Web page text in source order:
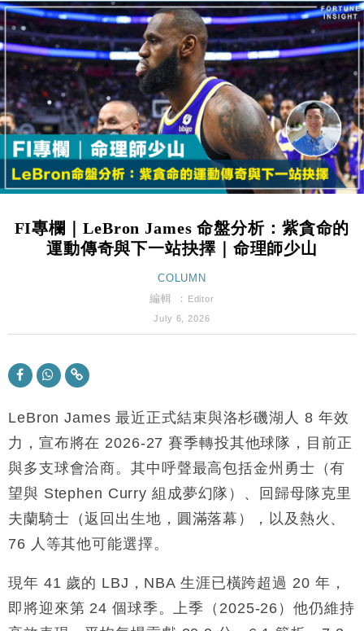
東京半島
13:12
國際｜特朗普赴洛杉磯高球場活動前 男子攜槍彈被捕
12:30
財經｜香港7月PMI回落至51 企業擴張放慢兼縮減人
手
11:40
財經｜黑石傳再籌逾360億美元 支援Anthropic租用
Google晶片
10:57
財經｜美商務部擬擴大金屬關稅範圍 14類產品或加徵
25%
18:15
本地｜新世界K11 9月升級會員制度 增鉑金卡級別鎖
17:40
財經｜本港6月零售額連升14個月 珠寶鐘錶銷售升勢
最強
財經｜滙控重啟最多10億美元回購 派息比率目標維持
財經｜SA售股自救後再出手 斥4億美元押注未上市公
司
11:30
市場落地
東京半島
13:12
國際｜特朗普赴洛杉磯高球場活動前 男子攜槍彈被捕
手
11:40
財經｜黑石傳再籌逾360億美元 支援Anthropic租用
Google晶片
25%
18:15
本地｜新世界K11 9月升級會員制度 增鉑金卡級別鎖
定高消費客群
FI專欄｜LeBron James 命盤分析：紫貪命的
運動傳奇與下一站抉擇｜命理師少山
COLUMN
編輯 ：
Editor
July 6, 2026
LeBron James 最近正式結束與洛杉磯湖人 8 年效
力，宣布將在 2026-27 賽季轉投其他球隊，目前正
與多支球會洽商。其中呼聲最高包括金州勇士（有
望與 Stephen Curry 組成夢幻隊）、回歸母隊克里
夫蘭騎士（返回出生地，圓滿落幕），以及熱火、
76 人等其他可能選擇。
現年 41 歲的 LBJ，NBA 生涯已橫跨超過 20 年，
即將迎來第 24 個球季。上季（2025-26）他仍維持